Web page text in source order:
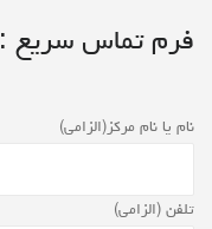
فرم تماس سریع :
نام یا نام مرکز(الزامی)
تلفن (الزامی)